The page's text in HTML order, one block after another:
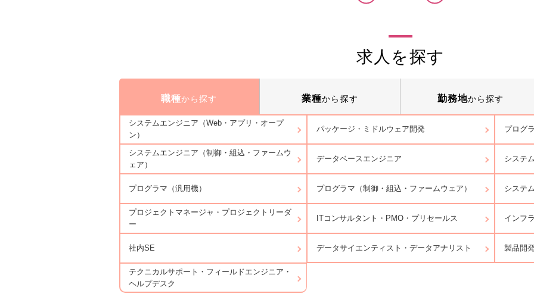
求人を探す
職種から探す 業種から探す 勤務地から探す
システムエンジニア（Web・アプリ・オープ
ン）
パッケージ・ミドルウェア開発 プログ
システムエンジニア（制御・組込・ファームウ
ェア）
データベースエンジニア システ
プログラマ（汎用機） プログラマ（制御・組込・ファームウェア） システ
プロジェクトマネージャ・プロジェクトリーダ
ー
ITコンサルタント・PMO・プリセールス インフ
社内SE データサイエンティスト・データアナリスト 製品開
テクニカルサポート・フィールドエンジニア・
ヘルプデスク